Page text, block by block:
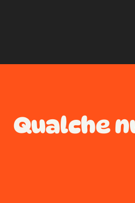
Qualche